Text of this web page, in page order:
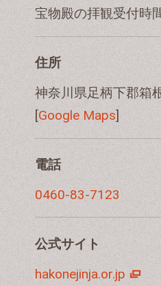
宝物殿の拝観受付時
住所
神奈川県足柄下郡箱
[Google Maps]
電話
0460-83-7123
公式サイト
hakonejinja.or.jp